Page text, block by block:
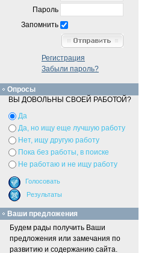
Пароль
Запомнить
Регистрация
Забыли пароль?
Опросы
ВЫ ДОВОЛЬНЫ СВОЕЙ РАБОТОЙ?
Да
Да, но ищу еще лучшую работу
Нет, ищу другую работу
Пока без работы, в поиске
Не работаю и не ищу работу
Ваши предложения
Будем рады получить Ваши
предложения или замечания по
развитию и содержанию сайта.